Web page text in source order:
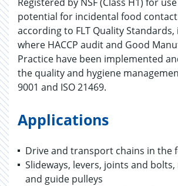
potential for incidental food
according to FLT Quality Standards,
where HACCP audit and Good
Practice have been implemented
the quality and hygiene
9001 and ISO 21469.
Applications
Drive and transport chains in the
Slideways, levers, joints and
and guide pulleys